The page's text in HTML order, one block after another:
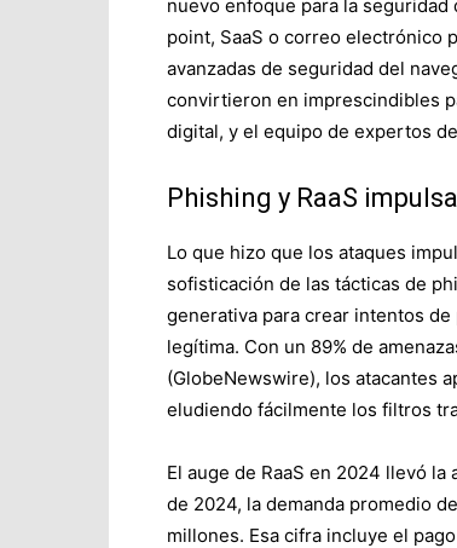
nuevo enfoque para la
point, SaaS o correo electrónico
avanzadas de seguridad del
convirtieron en imprescindibles
digital, y el equipo de expertos de
Phishing y RaaS
Lo que hizo que los ataques
sofisticación de las tácticas de
generativa para crear intentos
legítima. Con un 89% de
(GlobeNewswire), los atacantes
eludiendo fácilmente los filtros
El auge de RaaS en 2024 llevó
de 2024, la demanda promedio
millones. Esa cifra incluye el